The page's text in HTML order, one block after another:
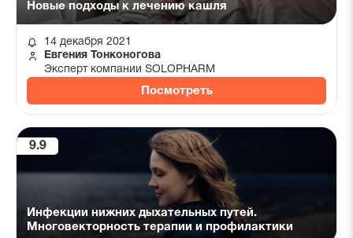
Новые подходы к лечению кашля
14 декабря 2021
Евгения Тонконогова
Эксперт компании SOLOPHARM
Посмотреть
9.9
Инфекции нижних дыхательных путей.
Многовекторность терапии и профилактики